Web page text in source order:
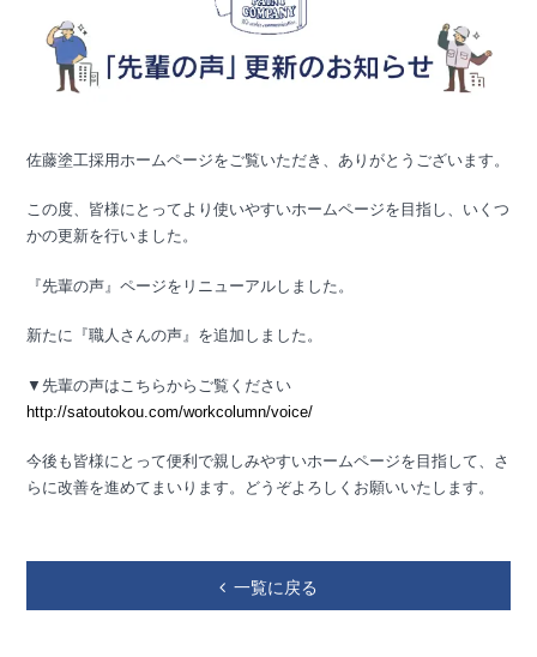
佐藤塗工採用ホームページをご覧いただき、ありがとうございます。
この度、皆様にとってより使いやすいホームページを目指し、いくつ
かの更新を行いました。
『先輩の声』ページをリニューアルしました。
新たに『職人さんの声』を追加しました。
▼先輩の声はこちらからご覧ください
http://satoutokou.com/workcolumn/voice/
今後も皆様にとって便利で親しみやすいホームページを目指して、さ
らに改善を進めてまいります。どうぞよろしくお願いいたします。
一覧に戻る